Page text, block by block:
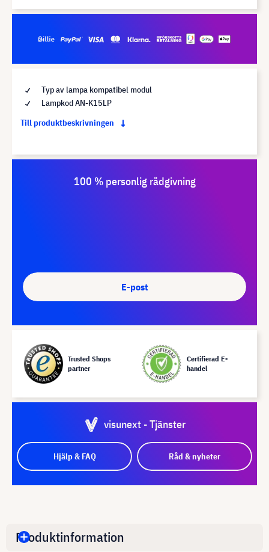
Typ av lampa kompatibel modul
Lampkod AN-K15LP
Till produktbeskrivningen
100 % personlig rådgivning
E-post
Trusted Shops
partner
Certifierad E-
handel
visunext - Tjänster
Hjälp & FAQ Råd & nyheter
Produktinformation